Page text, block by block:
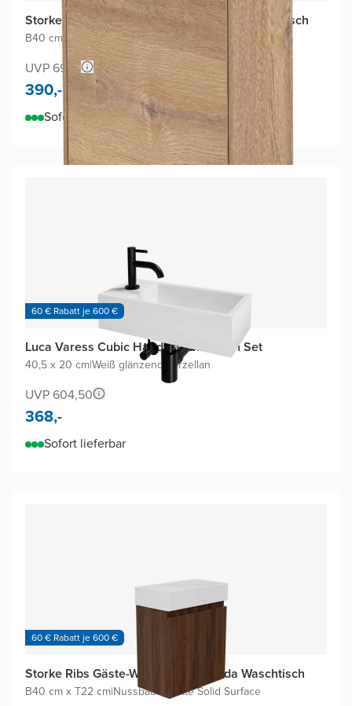
Storke Edge Gäste-WC Möbel mit Fada Waschtisch
B40 cm x T22 cm|Eiche Rau|Matte Solid Surface
UVP 695,-
390,-
Sofort lieferbar
60 € Rabatt je 600 €
Luca Varess Cubic Handwaschbecken Set
40,5 x 20 cm|Weiß glänzend Porzellan
UVP 604,50
368,-
Sofort lieferbar
60 € Rabatt je 600 €
Storke Ribs Gäste-WC Möbel mit Fada Waschtisch
B40 cm x T22 cm|Nussbaum Matte Solid Surface